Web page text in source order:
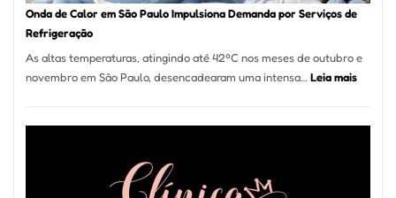
Onda de Calor em São Paulo Impulsiona Demanda por Serviços de
Refrigeração
As altas temperaturas, atingindo até 42ºC nos meses de outubro e
novembro em São Paulo, desencadearam uma intensa…Leia mais: